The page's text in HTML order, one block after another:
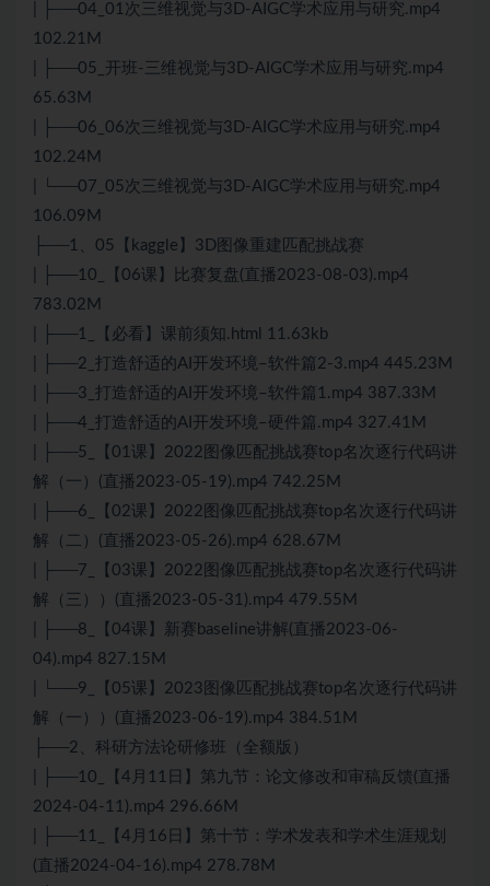
| ├──04_01次三维视觉与3D-AIGC学术应用与研究.mp4
102.21M
| ├──05_开班-三维视觉与3D-AIGC学术应用与研究.mp4
65.63M
| ├──06_06次三维视觉与3D-AIGC学术应用与研究.mp4
102.24M
| └──07_05次三维视觉与3D-AIGC学术应用与研究.mp4
106.09M
├──1、05【kaggle】3D图像重建匹配挑战赛
| ├──10_【06课】比赛复盘(直播2023-08-03).mp4
783.02M
| ├──1_【必看】课前须知.html 11.63kb
| ├──2_打造舒适的AI开发环境–软件篇2-3.mp4 445.23M
| ├──3_打造舒适的AI开发环境–软件篇1.mp4 387.33M
| ├──4_打造舒适的AI开发环境–硬件篇.mp4 327.41M
| ├──5_【01课】2022图像匹配挑战赛top名次逐行代码讲
解（一）(直播2023-05-19).mp4 742.25M
| ├──6_【02课】2022图像匹配挑战赛top名次逐行代码讲
解（二）(直播2023-05-26).mp4 628.67M
| ├──7_【03课】2022图像匹配挑战赛top名次逐行代码讲
解（三））(直播2023-05-31).mp4 479.55M
| ├──8_【04课】新赛baseline讲解(直播2023-06-
04).mp4 827.15M
| └──9_【05课】2023图像匹配挑战赛top名次逐行代码讲
解（一））(直播2023-06-19).mp4 384.51M
├──2、科研方法论研修班（全额版）
| ├──10_【4月11日】第九节：论文修改和审稿反馈(直播
2024-04-11).mp4 296.66M
| ├──11_【4月16日】第十节：学术发表和学术生涯规划
(直播2024-04-16).mp4 278.78M